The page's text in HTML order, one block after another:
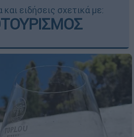
ειδήσεις σχετικά με: